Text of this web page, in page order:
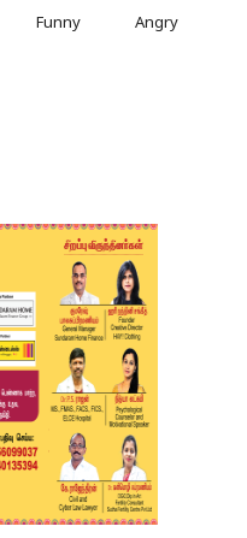
Funny Angry